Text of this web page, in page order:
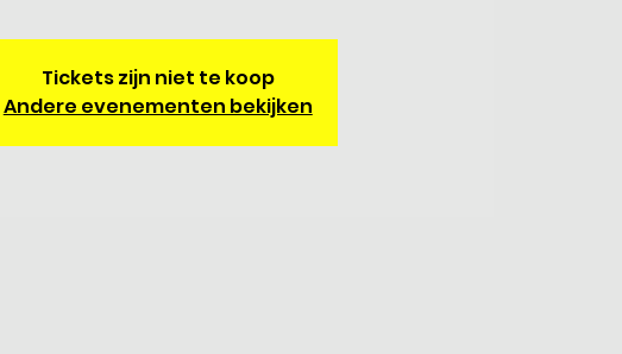
Tickets zijn niet te koop
Andere evenementen bekijken